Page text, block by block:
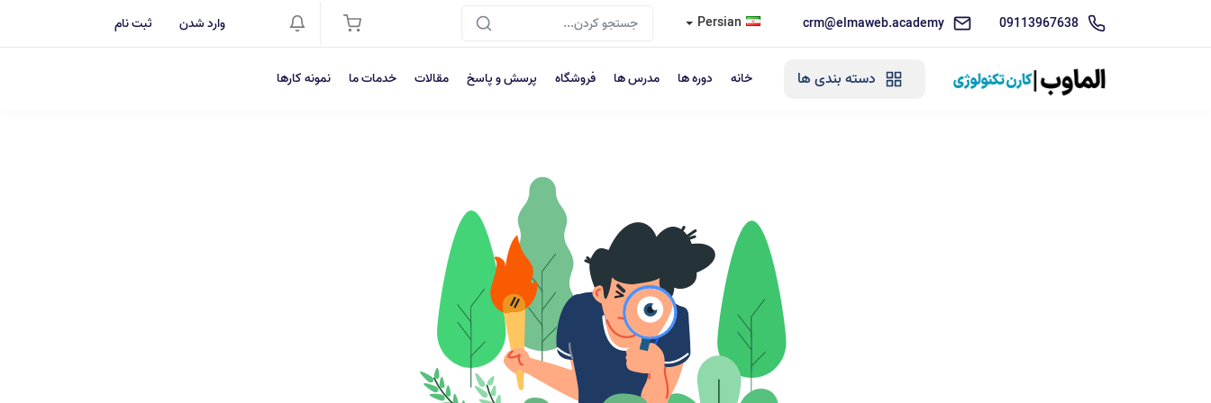
09113967638
crm@elmaweb.academy
Persian وارد شدن ثبت نام
دسته بندی ها خانه دوره ها مدرس ها فروشگاه پرسش و پاسخ مقالات خدمات ما نمونه کارها